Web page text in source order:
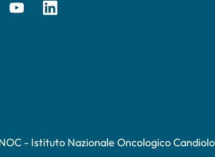
- Istituto Nazionale Oncologico Candiolo